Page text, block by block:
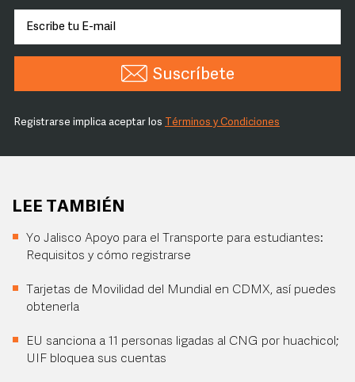
Suscríbete
Registrarse implica aceptar los Términos y Condiciones
LEE TAMBIÉN
Yo Jalisco Apoyo para el Transporte para estudiantes:
Requisitos y cómo registrarse
Tarjetas de Movilidad del Mundial en CDMX, así puedes
obtenerla
EU sanciona a 11 personas ligadas al CNG por huachicol;
UIF bloquea sus cuentas